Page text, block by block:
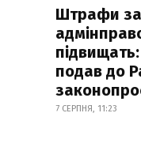
Штрафи за
подав до
7 СЕРПНЯ, 11:23